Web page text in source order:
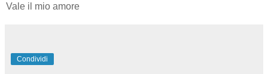
Vale il mio amore
Condividi